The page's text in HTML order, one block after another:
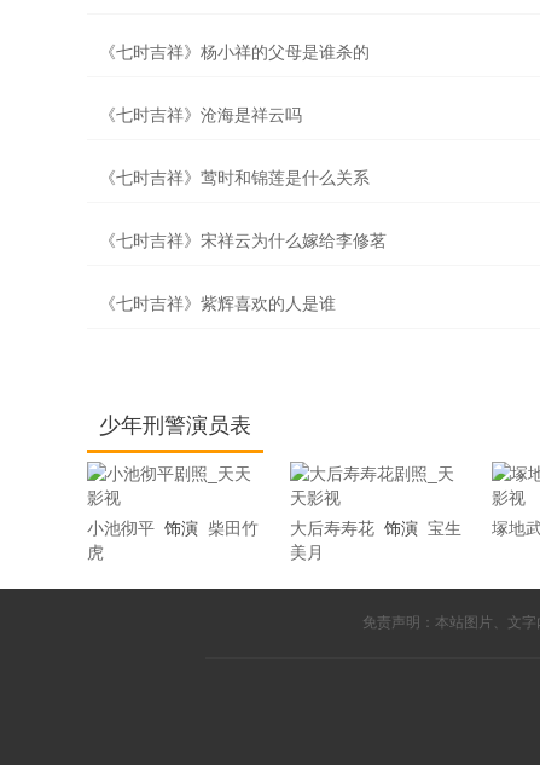
《七时吉祥》杨小祥的父母是谁杀的
《七时吉祥》沧海是祥云吗
《七时吉祥》莺时和锦莲是什么关系
《七时吉祥》宋祥云为什么嫁给李修茗
《七时吉祥》紫辉喜欢的人是谁
少年刑警演员表
小池彻平 饰演 柴田竹
虎
大后寿寿花饰演 宝生
美月
塚地
免责声明：本站图片、文